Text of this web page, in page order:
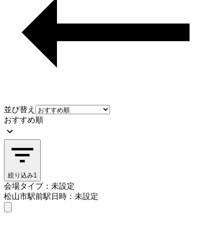
並び替え
おすすめ順
絞り込み1
会場タイプ：未設定
松山市駅前駅日時：未設定